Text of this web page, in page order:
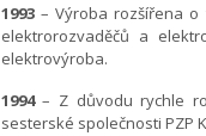
1993– Výroba rozšířena o
elektrorozvaděčů a
elektrovýroba.
1994– Z důvodu rychle
sesterské společnosti PZP